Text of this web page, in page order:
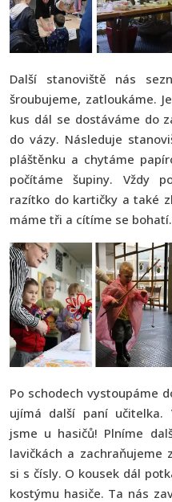
Další stanoviště nás
šroubujeme, zatloukáme.
kus dál se dostáváme do
do vázy. Následuje
pláštěnku a chytáme
počítáme šupiny. Vždy
razítko do kartičky a také
máme tři a cítíme se bohatí.
Po schodech vystoupáme
ujímá další paní učitelka.
jsme u hasičů! Plníme
lavičkách a zachraňujeme
si s čísly. O kousek dál
kostýmu hasiče. Ta nás